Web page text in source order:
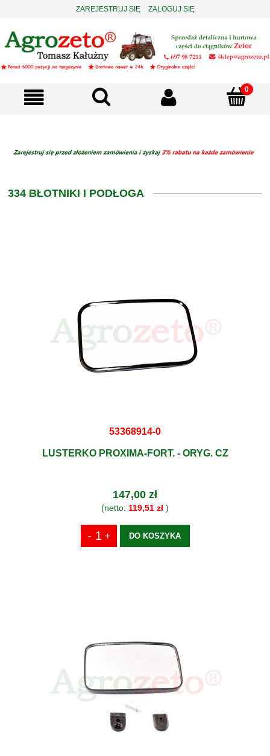
ZAREJESTRUJ SIĘ ZALOGUJ SIĘ
334 BŁOTNIKI I PODŁOGA
53368914-0
LUSTERKO PROXIMA-FORT. - ORYG. CZ
147,00 zł
(netto: 119,51 zł )
DO KOSZYKA